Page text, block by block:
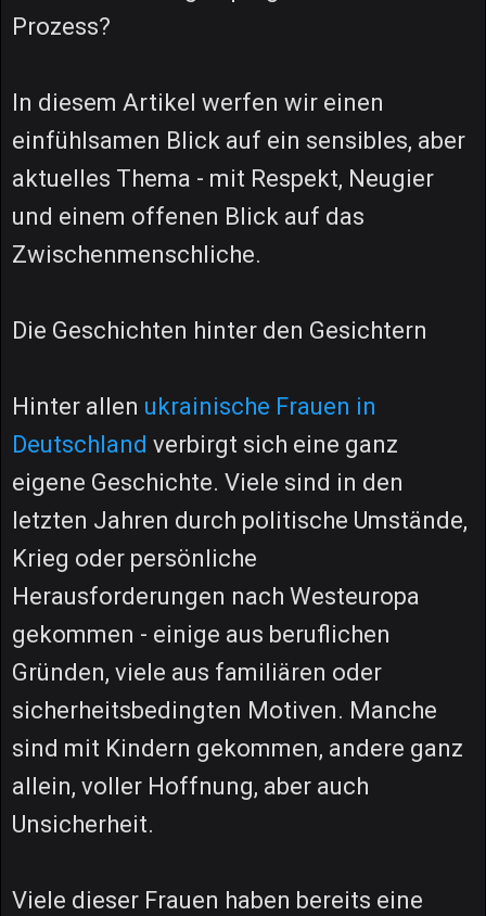
Prozess?
In diesem Artikel werfen wir einen
einfühlsamen Blick auf ein sensibles, aber
aktuelles Thema - mit Respekt, Neugier
und einem offenen Blick auf das
Zwischenmenschliche.
Die Geschichten hinter den Gesichtern
Hinter allen ukrainische Frauen in
Deutschland verbirgt sich eine ganz
eigene Geschichte. Viele sind in den
letzten Jahren durch politische Umstände,
Krieg oder persönliche
Herausforderungen nach Westeuropa
gekommen - einige aus beruflichen
Gründen, viele aus familiären oder
sicherheitsbedingten Motiven. Manche
sind mit Kindern gekommen, andere ganz
allein, voller Hoffnung, aber auch
Unsicherheit.
Viele dieser Frauen haben bereits eine